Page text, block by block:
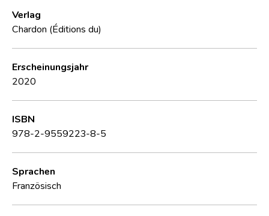
Verlag
Chardon (Éditions du)
Erscheinungsjahr
2020
ISBN
978-2-9559223-8-5
Sprachen
Französisch